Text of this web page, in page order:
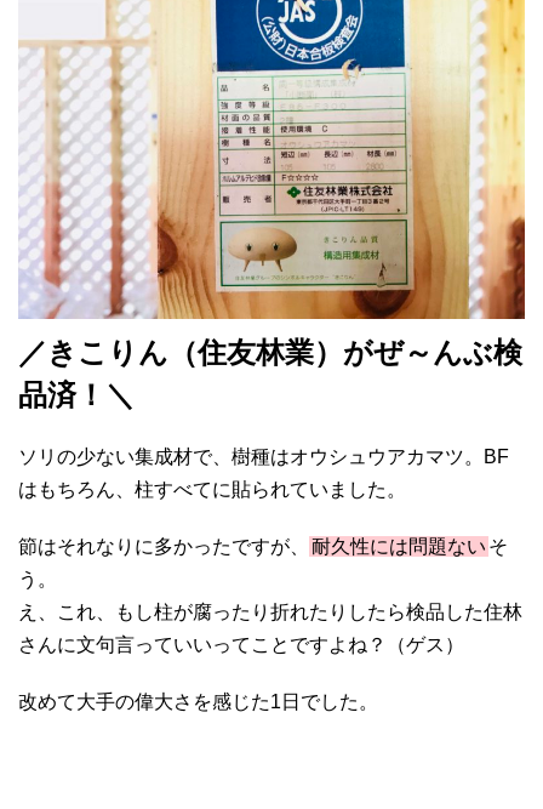
／きこりん（住友林業）がぜ～んぶ検
品済！＼
ソリの少ない集成材で、樹種はオウシュウアカマツ。BF
はもちろん、柱すべてに貼られていました。
節はそれなりに多かったですが、 耐久性には問題ない そ
う。
え、これ、もし柱が腐ったり折れたりしたら検品した住林
さんに文句言っていいってことですよね？（ゲス）
改めて大手の偉大さを感じた1日でした。